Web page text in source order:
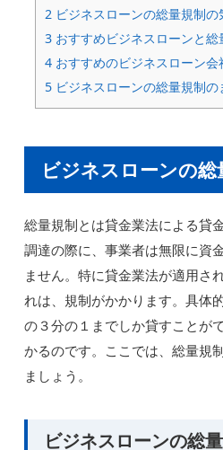
2 ビジネスローンの総量規制
3 おすすめビジネスローンと
4 おすすめのビジネスローン会
5 ビジネスローンの総量規制の
ビジネスローンの総
総量規制とは貸金業法による貸
調達の際に、事業者は無限に資
ません。特に貸金業法が適用さ
れは、規制がかかります。具体
の３分の１までしか貸すことが
かるのです。ここでは、総量規
ましょう。
ビジネスローンの総